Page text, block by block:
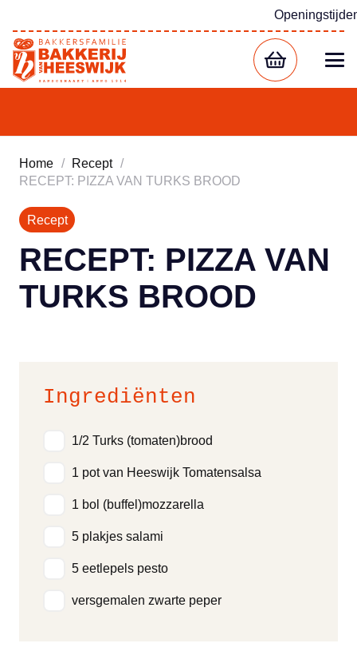
Home / Recept /
RECEPT: PIZZA VAN TURKS BROOD
Recept
RECEPT: PIZZA VAN
TURKS BROOD
Ingrediënten
1/2 Turks (tomaten)brood
1 pot van Heeswijk Tomatensalsa
1 bol (buffel)mozzarella
5 plakjes salami
5 eetlepels pesto
versgemalen zwarte peper